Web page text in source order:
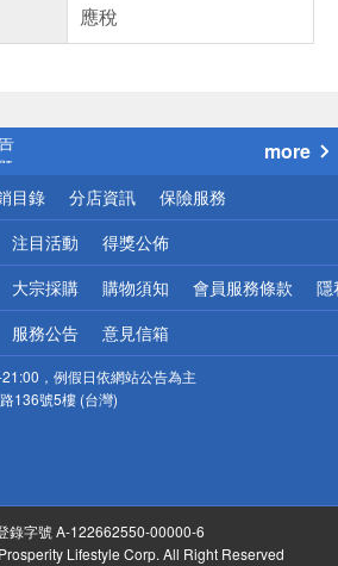
應稅
配送
！請小心！
more
目錄 分店資訊 保險服務
注目活動 得獎公佈
大宗採購 購物須知 會員服務條款 隱
服務公告 意見信箱
，例假日依網站公告為主
136號5樓 (台灣)
錄字號 A-122662550-00000-6
Lifestyle Corp. All Right Reserved